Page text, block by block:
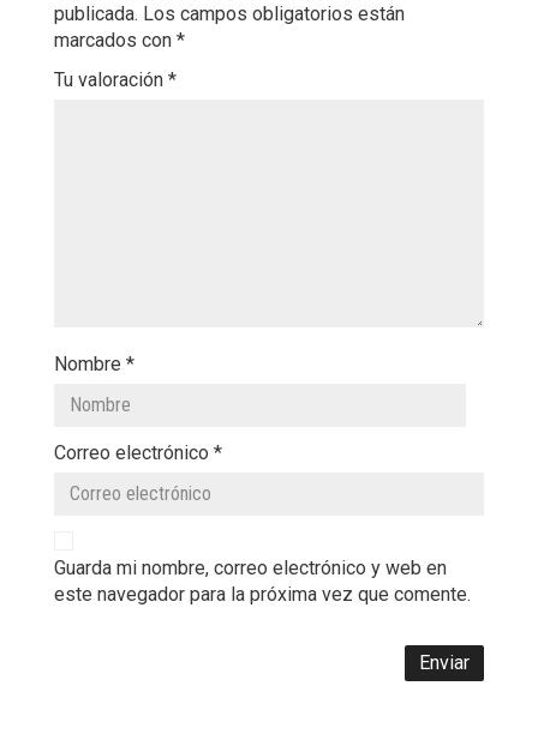
publicada. Los campos obligatorios están
marcados con *
Tu valoración *
Nombre *
Correo electrónico *
Guarda mi nombre, correo electrónico y web en
este navegador para la próxima vez que comente.